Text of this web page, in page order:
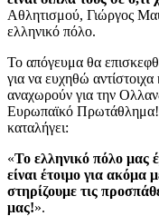
Αθλητισμού, Γιώργος
ελληνικό πόλο.
Το απόγευμα θα
για να ευχηθώ αντίστοιχα
αναχωρούν για την
Ευρωπαϊκό
καταλήγει:
«Το ελληνικό πόλο μας
είναι έτοιμο για ακόμα
στηρίζουμε τις
μας!».